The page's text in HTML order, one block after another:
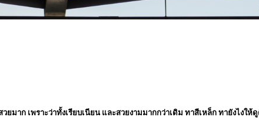
มาก เพราะว่าทั้งเรียบเนียน และสวยงามมากกว่าเดิม ทาสีเหล็ก ทายังไง